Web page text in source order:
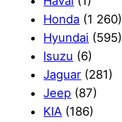
Honda (1 260)
Hyundai (595)
Isuzu (6)
Jaguar (281)
Jeep (87)
KIA (186)